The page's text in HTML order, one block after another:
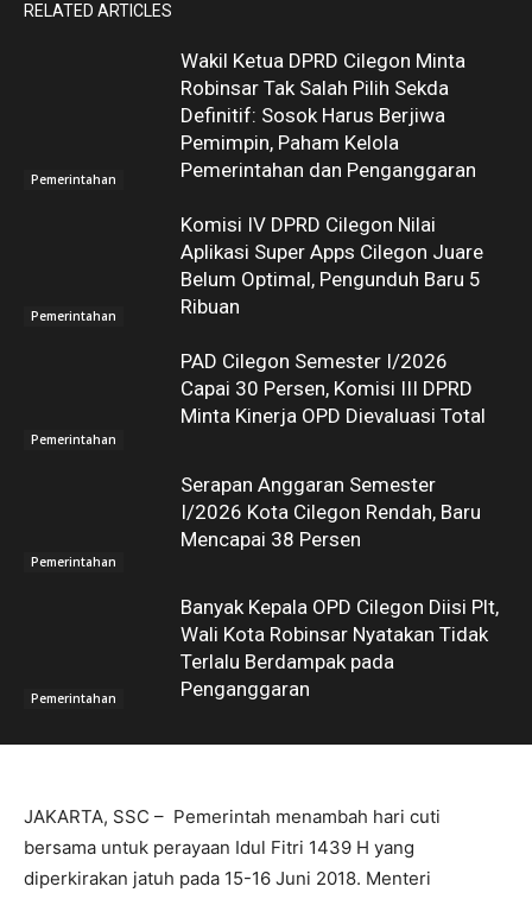
RELATED ARTICLES
Pemerintahan
Wakil Ketua DPRD Cilegon Minta
Robinsar Tak Salah Pilih Sekda
Definitif: Sosok Harus Berjiwa
Pemimpin, Paham Kelola
Pemerintahan dan Penganggaran
Pemerintahan
Komisi IV DPRD Cilegon Nilai
Aplikasi Super Apps Cilegon Juare
Belum Optimal, Pengunduh Baru 5
Ribuan
Pemerintahan
PAD Cilegon Semester I/2026
Capai 30 Persen, Komisi III DPRD
Minta Kinerja OPD Dievaluasi Total
Pemerintahan
Serapan Anggaran Semester
I/2026 Kota Cilegon Rendah, Baru
Mencapai 38 Persen
Pemerintahan
Banyak Kepala OPD Cilegon Diisi Plt,
Wali Kota Robinsar Nyatakan Tidak
Terlalu Berdampak pada
Penganggaran
JAKARTA, SSC – Pemerintah menambah hari cuti
bersama untuk perayaan Idul Fitri 1439 H yang
diperkirakan jatuh pada 15-16 Juni 2018. Menteri